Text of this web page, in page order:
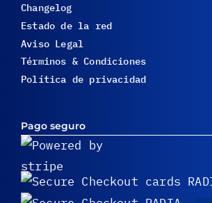
Changelog
Estado de la red
Aviso Legal
Términos & Condiciones
Política de privacidad
Pago seguro